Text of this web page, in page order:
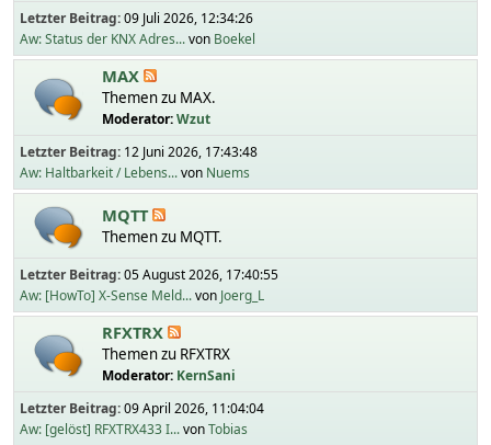
Letzter Beitrag:09 Juli 2026, 12:34:26
Aw: Status der KNX Adres...von Boekel
MAX
Themen zu MAX.
Moderator:Wzut
Letzter Beitrag: 12 Juni 2026, 17:43:48
Aw: Haltbarkeit / Lebens...von Nuems
MQTT
Themen zu MQTT.
Letzter Beitrag:05 August 2026, 17:40:55
Aw: [HowTo] X-Sense Meld...von Joerg_L
RFXTRX
Themen zu RFXTRX
Moderator: KernSani
Letzter Beitrag:09 April 2026, 11:04:04
Aw: [gelöst] RFXTRX433 I...vonTobias